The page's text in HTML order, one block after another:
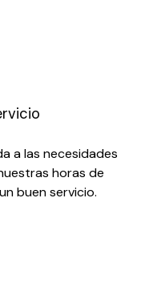
a las necesidades
horas de
buen servicio.